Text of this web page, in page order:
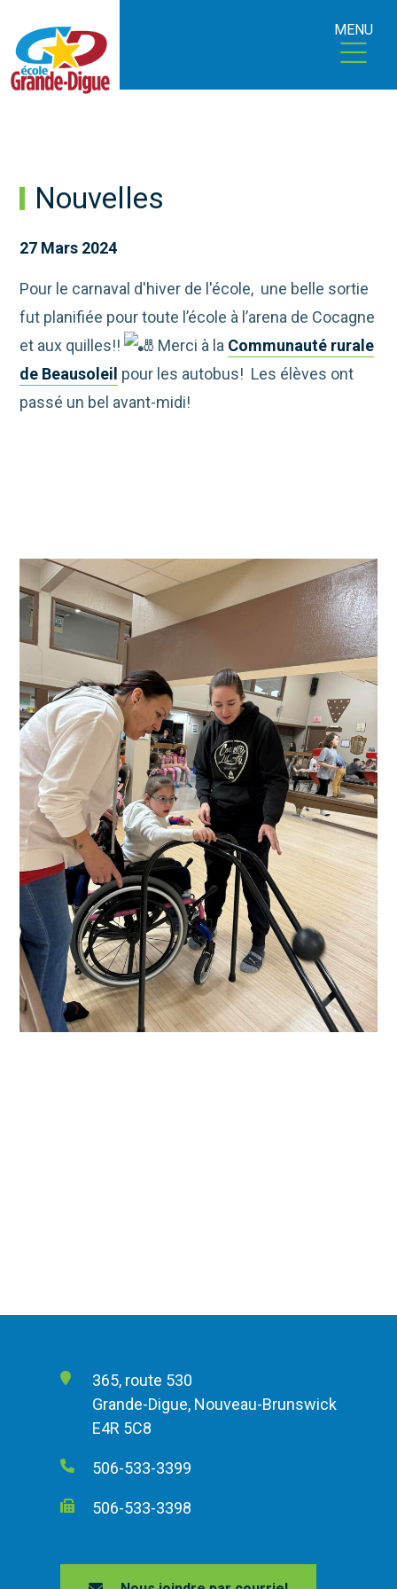
MENU
Nouvelles
27 Mars 2024
Pour le carnaval d'hiver de l'école, une belle sortie
fut planifiée pour toute l’école à l’arena de Cocagne
et aux quilles!!
Merci à la Communauté rurale
de Beausoleil pour les autobus! Les élèves ont
passé un bel avant-midi!
365, route 530
Grande-Digue, Nouveau-Brunswick
E4R 5C8
506-533-3399
506-533-3398